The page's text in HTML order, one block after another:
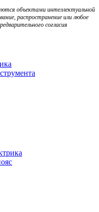
объектами интеллектуальной
распространение или любое
согласия